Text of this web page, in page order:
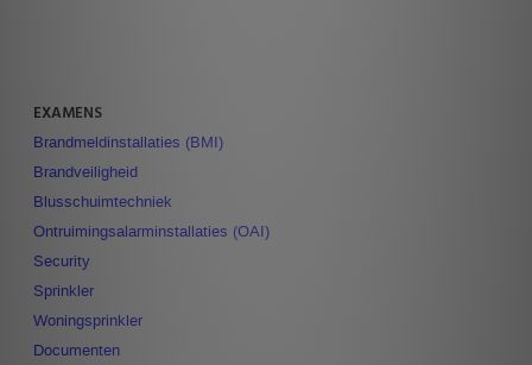
EXAMENS
Brandmeldinstallaties (BMI)
Brandveiligheid
Blusschuimtechniek
Ontruimingsalarminstallaties (OAI)
Security
Sprinkler
Woningsprinkler
Documenten